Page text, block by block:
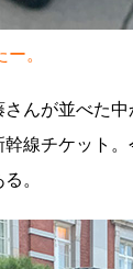
。
さんが並べた
線チケット
。